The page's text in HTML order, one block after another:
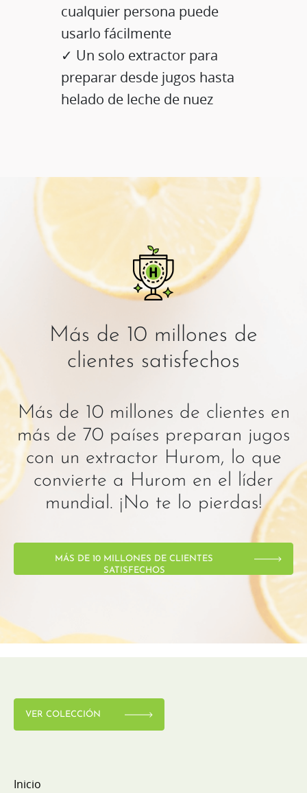
cualquier persona puede
usarlo fácilmente
✓ Un solo extractor para
preparar desde jugos hasta
helado de leche de nuez
Más de 10 millones de
clientes satisfechos
Más de 10 millones de clientes en
más de 70 países preparan jugos
con un extractor Hurom, lo que
convierte a Hurom en el líder
mundial. ¡No te lo pierdas!
MÁS DE 10 MILLONES DE CLIENTES
SATISFECHOS
VER COLECCIÓN
Inicio